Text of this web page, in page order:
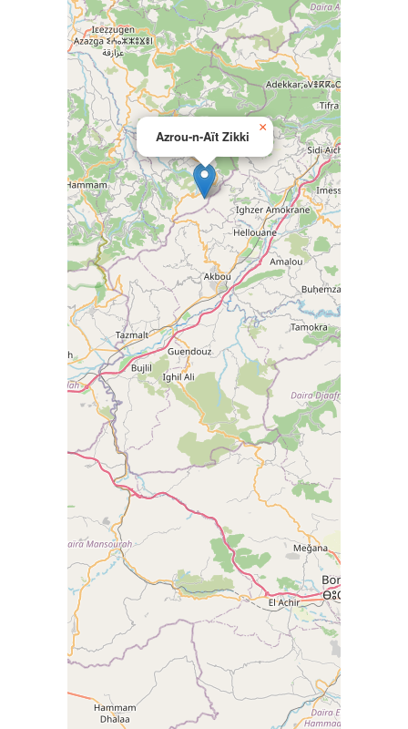
Azrou-n-Aït Zikki
×